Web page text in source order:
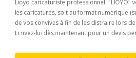
Lioyo caricaturiste professionnel. "LIOYO"
les caricatures, soit au format numérique
de vos convives à fin de les distraire lors
Ecrivez-lui dès maintenant pour un devis